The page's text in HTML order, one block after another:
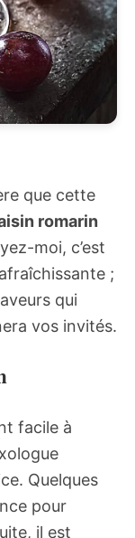
que cette
romarin
moi, c’est
;
qui
vos invités.
facile à
Quelques
pour
il est